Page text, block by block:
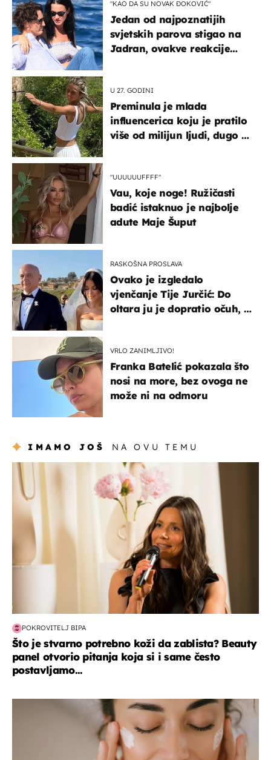
"KAO DA SU NOVAK ĐOKOVIĆ"
Jedan od najpoznatijih
svjetskih parova stigao na
Jadran, ovakve reakcije
U 27. GODINI
Preminula je mlada
influencerica koju je pratilo
više od milijun ljudi, dugo se
"UUUUUUFFFF"
Vau, koje noge! Ružičasti
badić istaknuo je najbolje
adute Maje Šuput
RASKOŠNA PROSLAVA
Ovako je izgledalo
vjenčanje Tije Jurčić: Do
oltara ju je dopratio očuh, a
VRLO ZANIMLJIVO!
Franka Batelić pokazala što
nosi na more, bez ovoga ne
može ni na odmoru
IMAMO JOŠ NA OVU TEMU
moda & ljepota
POKROVITELJ BIPA
Što je stvarno potrebno koži da zablista? Beauty
panel otvorio pitanja koja si i same često
postavljamo...
moda & ljepota